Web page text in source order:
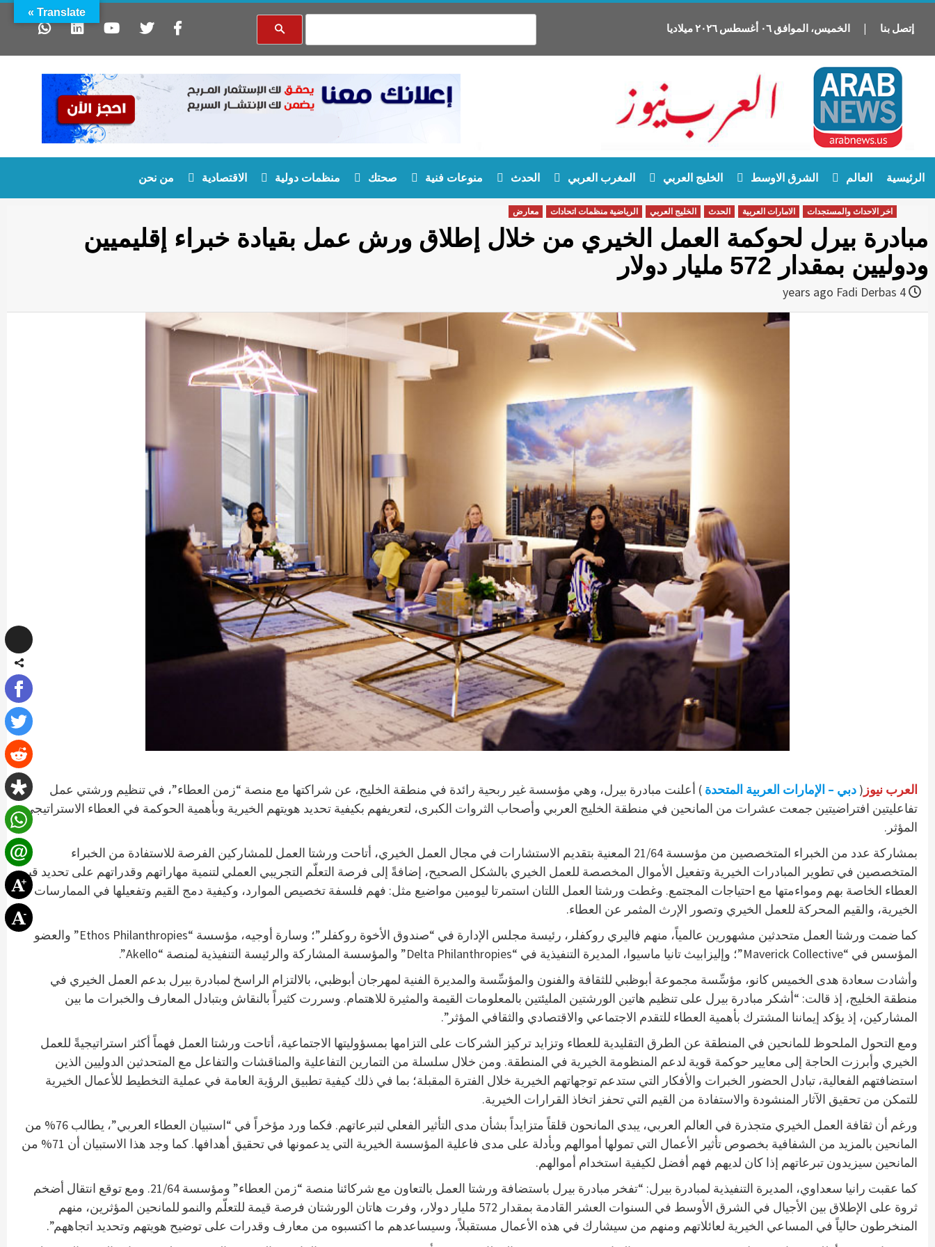
إتصل بنا | الخميس، الموافق٠٦ أغسطس ٢٠٢٦ميلاديا
content
الرئيسية العالم الشرق الاوسط الخليج العربي المغرب العربي الحدث منوعات فنية صحتك منظمات دولية الاقتصادية من نحن
اخر الاحداث والمستجدات الامارات العربية الحدث الخليج العربي الرياضية منظمات اتحادات معارض
مبادرة بيرل لحوكمة العمل الخيري من خلال إطلاق ورش عمل بقيادة خبراء إقليميين
ودوليين بمقدار 572 مليار دولار
Fadi Derbas
العرب نيوز ( دبي – الإمارات العربية المتحدة ) أعلنت مبادرة بيرل، وهي مؤسسة غير ربحية رائدة في منطقة الخليج، عن شراكتها مع منصة “زمن العطاء”، في تنظيم ورشتي عمل
تفاعليتين افتراضيتين جمعت عشرات من المانحين في منطقة الخليج العربي وأصحاب الثروات الكبرى، لتعريفهم بكيفية تحديد هويتهم الخيرية وبأهمية الحوكمة في العطاء الاستراتيجي
المؤثر.
بمشاركة عدد من الخبراء المتخصصين من مؤسسة 21/64 المعنية بتقديم الاستشارات في مجال العمل الخيري، أتاحت ورشتا العمل للمشاركين الفرصة للاستفادة من الخبراء
المتخصصين في تطوير المبادرات الخيرية وتفعيل الأموال المخصصة للعمل الخيري بالشكل الصحيح، إضافةً إلى فرصة التعلّم التجريبي العملي لتنمية مهاراتهم وقدراتهم على تحديد قيم
العطاء الخاصة بهم ومواءمتها مع احتياجات المجتمع. وغطت ورشتا العمل اللتان استمرتا ليومين مواضيع مثل: فهم فلسفة تخصيص الموارد، وكيفية دمج القيم وتفعيلها في الممارسات
الخيرية، والقيم المحركة للعمل الخيري وتصور الإرث المثمر عن العطاء.
كما ضمت ورشتا العمل متحدثين مشهورين عالمياً، منهم فاليري روكفلر، رئيسة مجلس الإدارة في “صندوق الأخوة روكفلر”؛ وسارة أوجيه، مؤسسة “Ethos Philanthropies” والعضو
المؤسس في “Maverick Collective”؛ وإليزابيث تانيا ماسيوا، المديرة التنفيذية في “Delta Philanthropies” والمؤسسة المشاركة والرئيسة التنفيذية لمنصة “Akello”.
وأشادت سعادة هدى الخميس كانو، مؤسِّسة مجموعة أبوظبي للثقافة والفنون والمؤسِّسة والمديرة الفنية لمهرجان أبوظبي، بالالتزام الراسخ لمبادرة بيرل بدعم العمل الخيري في
منطقة الخليج، إذ قالت: “أشكر مبادرة بيرل على تنظيم هاتين الورشتين المليئتين بالمعلومات القيمة والمثيرة للاهتمام. وسررت كثيراً بالنقاش وبتبادل المعارف والخبرات ما بين
المشاركين، إذ يؤكد إيماننا المشترك بأهمية العطاء للتقدم الاجتماعي والاقتصادي والثقافي المؤثر”.
ومع التحول الملحوظ للمانحين في المنطقة عن الطرق التقليدية للعطاء وتزايد تركيز الشركات على التزامها بمسؤوليتها الاجتماعية، أتاحت ورشتا العمل فهماً أكثر استراتيجيةً للعمل
الخيري وأبرزت الحاجة إلى معايير حوكمة قوية لدعم المنظومة الخيرية في المنطقة. ومن خلال سلسلة من التمارين التفاعلية والمناقشات والتفاعل مع المتحدثين الدوليين الذين
استضافتهم الفعالية، تبادل الحضور الخبرات والأفكار التي ستدعم توجهاتهم الخيرية خلال الفترة المقبلة؛ بما في ذلك كيفية تطبيق الرؤية العامة في عملية التخطيط للأعمال الخيرية
للتمكن من تحقيق الآثار المنشودة والاستفادة من القيم التي تحفز اتخاذ القرارات الخيرية.
ورغم أن ثقافة العمل الخيري متجذرة في العالم العربي، يبدي المانحون قلقاً متزايداً بشأن مدى التأثير الفعلي لتبرعاتهم. فكما ورد مؤخراً في “استبيان العطاء العربي”، يطالب 76% من
المانحين بالمزيد من الشفافية بخصوص تأثير الأعمال التي تمولها أموالهم وبأدلة على مدى فاعلية المؤسسة الخيرية التي يدعمونها في تحقيق أهدافها. كما وجد هذا الاستبيان أن 71% من
المانحين سيزيدون تبرعاتهم إذا كان لديهم فهم أفضل لكيفية استخدام أموالهم.
كما عقبت رانيا سعداوي، المديرة التنفيذية لمبادرة بيرل: “تفخر مبادرة بيرل باستضافة ورشتا العمل بالتعاون مع شركائنا منصة “زمن العطاء” ومؤسسة 21/64. ومع توقع انتقال أضخم
ثروة على الإطلاق بين الأجيال في الشرق الأوسط في السنوات العشر القادمة بمقدار 572 مليار دولار، وفرت هاتان الورشتان فرصة قيمة للتعلّم والنمو للمانحين المؤثرين، منهم
المنخرطون حالياً في المساعي الخيرية لعائلاتهم ومنهم من سيشارك في هذه الأعمال مستقبلاً، وسيساعدهم ما اكتسبوه من معارف وقدرات على توضيح هويتهم وتحديد اتجاههم”.
Translate »